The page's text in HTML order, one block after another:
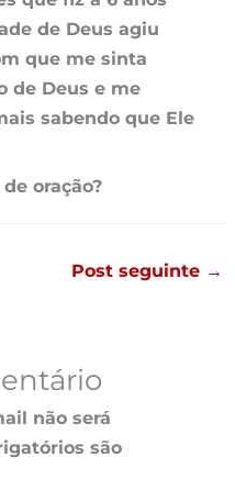
de Deus agiu
que me sinta
de Deus e me
sabendo que Ele
oração?
Post seguinte →
não será
são